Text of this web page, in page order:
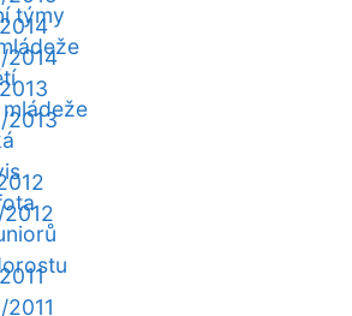
týmy
2014
2013